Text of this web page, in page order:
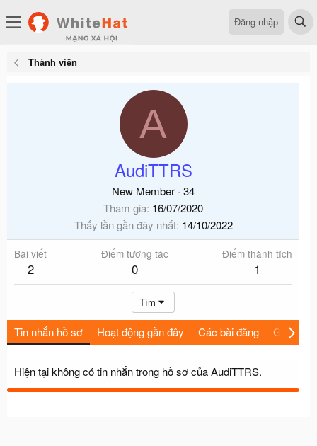
Đăng nhập
Thành viên
A
AudiTTRS
New Member · 34
Tham gia 16/07/2020
Thấy lần gần đây nhất 14/10/2022
Bài viết
2
Điểm tương tác
0
Điểm thành tích
1
Tìm
Tin nhắn hồ sơ Hoạt động gần đây Các bài đăng Giới thiệu
Hiện tại không có tin nhắn trong hồ sơ của AudiTTRS.